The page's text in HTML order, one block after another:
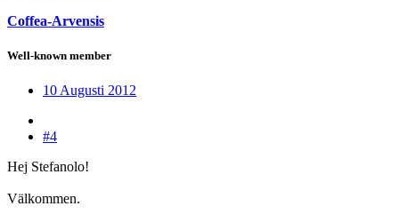
Coffea-Arvensis
Well-known member
10 Augusti 2012
#4
Hej Stefanolo!
Välkommen.